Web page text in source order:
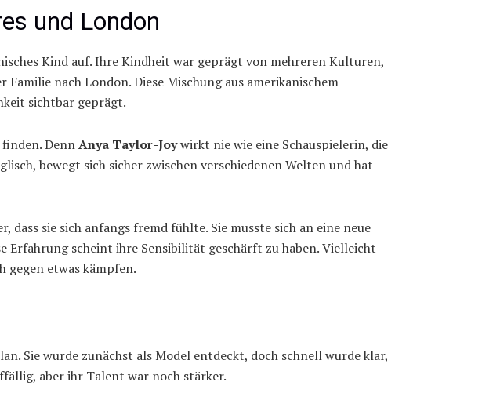
und London
Kind auf. Ihre Kindheit war geprägt von mehreren Kulturen,
nach London. Diese Mischung aus amerikanischem
sichtbar geprägt.
DennAnya Taylor-Joywirkt nie wie eine Schauspielerin, die
bewegt sich sicher zwischen verschiedenen Welten und hat
sie sich anfangs fremd fühlte. Sie musste sich an eine neue
Erfahrung scheint ihre Sensibilität geschärft zu haben. Vielleicht
gegen etwas kämpfen.
Sie wurde zunächst als Model entdeckt, doch schnell wurde klar,
aber ihr Talent war noch stärker.